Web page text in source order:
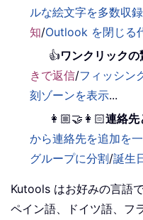
ルな絵文字を多数収録
知/Outlook を閉じる
👍ワンクリックの
きで返信/フィッシン
刻ゾーンを表示...
👩🏼‍🤝‍👩🏻連絡先
から連絡先を追加を
グループに分割/誕生
Kutools はお好みの言語
ペイン語、ドイツ語、フ